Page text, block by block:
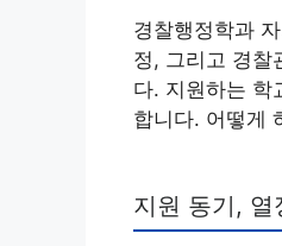
경찰행정학과
정, 그리고 경찰
다. 지원하는 학
합니다. 어떻게
지원 동기, 열